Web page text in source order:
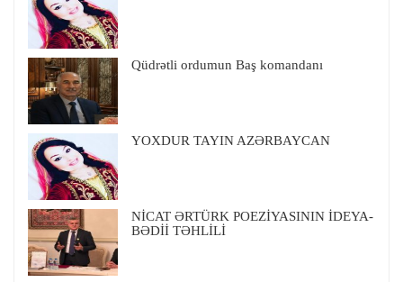
Qüdrətli ordumun Baş komandanı
YOXDUR TAYIN AZƏRBAYCAN
NİCAT ƏRTÜRK POEZİYASININ İDEYA-
BƏDİİ TƏHLİLİ